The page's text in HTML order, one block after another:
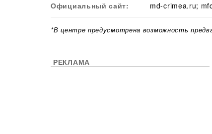
Официальный сайт: md-crimea.ru;
*В центре предусмотрена возможность
РЕКЛАМА